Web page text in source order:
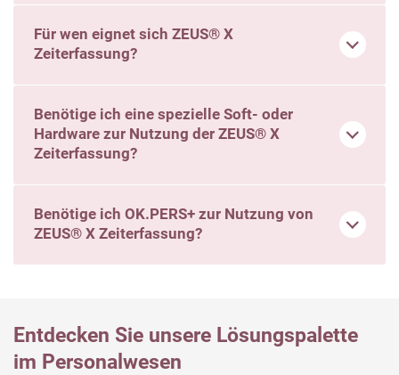
Für wen eignet sich ZEUS® X
Zeiterfassung?
Benötige ich eine spezielle Soft- oder
Hardware zur Nutzung der ZEUS® X
Zeiterfassung?
Benötige ich OK.PERS+ zur Nutzung von
ZEUS® X Zeiterfassung?
Entdecken Sie unsere Lösungspalette
im Personalwesen